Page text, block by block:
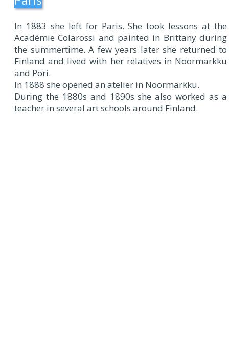
In 1883 she left for Paris. She took lessons at the
Académie Colarossi and painted in Brittany during
the summertime. A few years later she returned to
Finland and lived with her relatives in Noormarkku
and Pori.
In 1888 she opened an atelier in Noormarkku.
During the 1880s and 1890s she also worked as a
teacher in several art schools around Finland.